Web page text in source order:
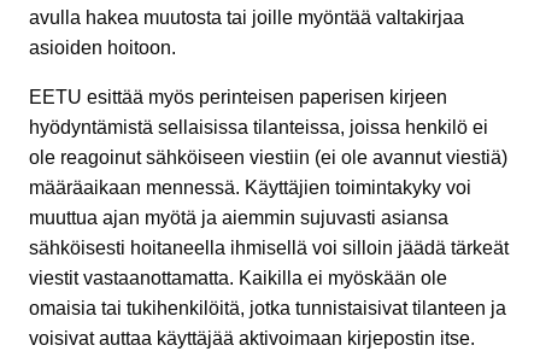
avulla hakea muutosta tai joille myöntää valtakirjaa
asioiden hoitoon.
EETU esittää myös perinteisen paperisen kirjeen
hyödyntämistä sellaisissa tilanteissa, joissa henkilö ei
ole reagoinut sähköiseen viestiin (ei ole avannut viestiä)
määräaikaan mennessä. Käyttäjien toimintakyky voi
muuttua ajan myötä ja aiemmin sujuvasti asiansa
sähköisesti hoitaneella ihmisellä voi silloin jäädä tärkeät
viestit vastaanottamatta. Kaikilla ei myöskään ole
omaisia tai tukihenkilöitä, jotka tunnistaisivat tilanteen ja
voisivat auttaa käyttäjää aktivoimaan kirjepostin itse.